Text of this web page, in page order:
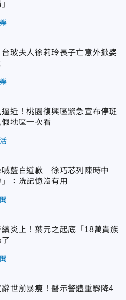
玻夫人徐莉玲長子亡意外掀婆
逼近！桃園復興區緊急宣布停班
地區一次看
喊藍白道歉 徐巧芯列陳時中
」：洗記憶沒有用
續炎上！葉元之起底「18萬貴族
世前暴瘦！醫示警體重驟降4